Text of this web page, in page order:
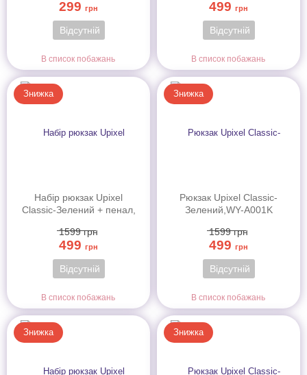
299 грн
Відсутній
В список побажань
499 грн
Відсутній
В список побажань
Знижка
Набір рюкзак Upixel
Classic-Зелений + пенал,
1599грн
499 грн
Відсутній
В список побажань
Знижка
Рюкзак Upixel Classic-
Зелений,WY-A001K
1599грн
499 грн
Відсутній
В список побажань
Знижка Знижка